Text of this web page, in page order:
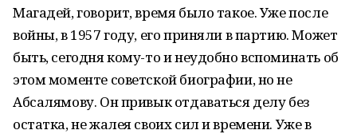
Магадей, говорит, время было такое. Уже после
войны, в 1957 году, его приняли в партию. Может
быть, сегодня кому-то и неудобно вспоминать об
этом моменте советской биографии, но не
Абсалямову. Он привык отдаваться делу без
остатка, не жалея своих сил и времени. Уже в